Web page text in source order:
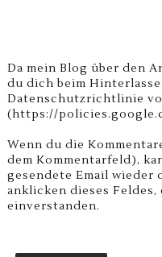
Da mein Blog über den
du dich beim
Datenschutzrichtlinie
(https://
Wenn du die
dem Kommentarfeld),
gesendete Email wieder
anklicken dieses
einverstanden.